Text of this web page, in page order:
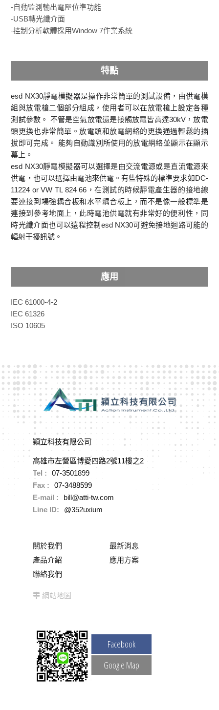
-自動監測輸出電壓位準功能
-USB轉光纖介面
-控制分析軟體採用Window 7作業系統
特點
esd NX30靜電模擬器是操作非常簡單的測試設備，由供電模
組與放電槍二個部分組成，使用者可以在放電槍上設定各種
測試參數。 不管是空氣放電還是接觸放電皆高達30kV，放電
頭更換也非常簡單。放電頭和放電網絡的更換通過輕鬆的插
拔即可完成。 能夠自動識別所使用的放電網絡並顯示在顯示
幕上。
esd NX30靜電模擬器可以選擇是由交流電源或是直流電源來
供電，也可以選擇由電池來供電。有些特殊的標準要求如DC-
11224 or VW TL 824 66，在測試的時候靜電產生器的接地線
要連接到場強耦合板和水平耦合板上，而不是像一般標準是
連接到參考地面上，此時電池供電就有非常好的便利性，同
時光纖介面也可以遠程控制esd NX30可避免接地迴路可能的
輻射干擾訊號。
應用
IEC 61000-4-2
IEC 61326
ISO 10605
穎立科技有限公司
高雄市左營區博愛四路2號11樓之2
Tel :
07-3501899
Fax :
07-3488599
E-mail :
bill@atti-tw.com
Line ID:
@352uxium
關於我們
最新消息
產品介紹
應用方案
聯絡我們
網站地圖
Facebook
Google Map